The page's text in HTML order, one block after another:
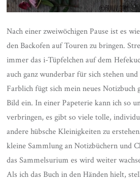
Nach einer zweiwöchigen Pause ist es
den Backofen auf Touren zu bringen.
immer das i-Tüpfelchen auf dem
auch ganz wunderbar für sich stehen und
Farblich fügt sich mein neues Notizbuch
Bild ein. In einer Papeterie kann ich so
verbringen, es gibt so viele tolle,
andere hübsche Kleinigkeiten zu
kleine Sammlung an Notizbüchern und
das Sammelsurium es wird weiter
Als ich das Buch in den Händen hielt,